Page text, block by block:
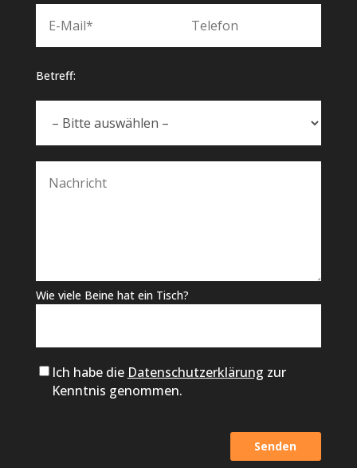
Betreff:
Wie viele Beine hat ein Tisch?
Ich habe die Datenschutzerklärung zur
Kenntnis genommen.